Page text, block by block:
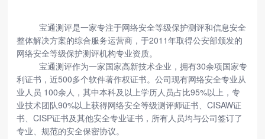
宝通测评是一家专注于网络安全等级保护测评和信息安全
整体解决方案的综合服务运营商，于2011年取得公安部颁发的
网络安全等级保护测评机构专业资质。
宝通测评作为一家国家高新技术企业，拥有30余项国家专
利证书，近500多个软件著作权证书。公司现有网络安全专业从
业人员 100余人，其中本科及以上学历人员占比95%以上，专
业技术团队90%以上获得网络安全等级测评师证书、CISAW证
书、CISP证书及其他安全专业证书，所有人员均与公司签订了
专业、规范的安全保密协议。